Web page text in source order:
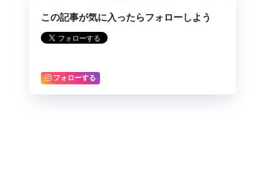
この記事が気に入ったらフォローしよう
フォローする